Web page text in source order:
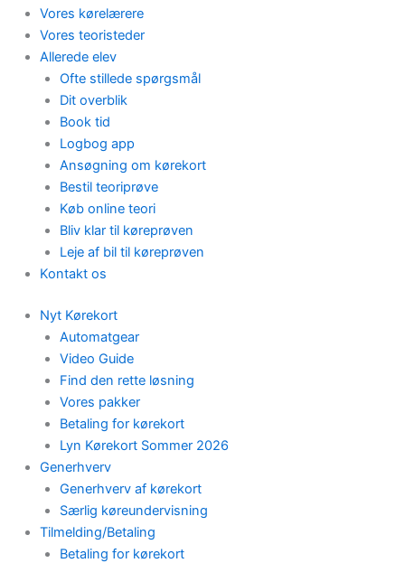
Vores kørelærere
Vores teoristeder
Allerede elev
Ofte stillede spørgsmål
Dit overblik
Book tid
Logbog app
Ansøgning om kørekort
Bestil teoriprøve
Køb online teori
Bliv klar til køreprøven
Leje af bil til køreprøven
Kontakt os
Nyt Kørekort
Automatgear
Video Guide
Find den rette løsning
Vores pakker
Betaling for kørekort
Lyn Kørekort Sommer 2026
Generhverv
Generhverv af kørekort
Særlig køreundervisning
Tilmelding/Betaling
Betaling for kørekort